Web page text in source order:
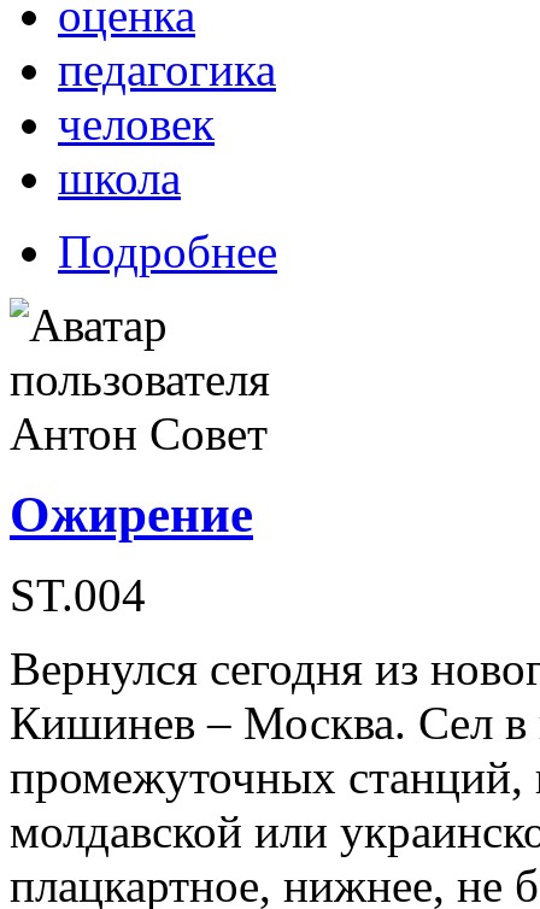
оценка
педагогика
человек
школа
Подробнее
Ожирение
ST.004
Вернулся сегодня из
Кишинев – Москва. Сел в
промежуточных станций,
молдавской или
плацкартное, нижнее, не